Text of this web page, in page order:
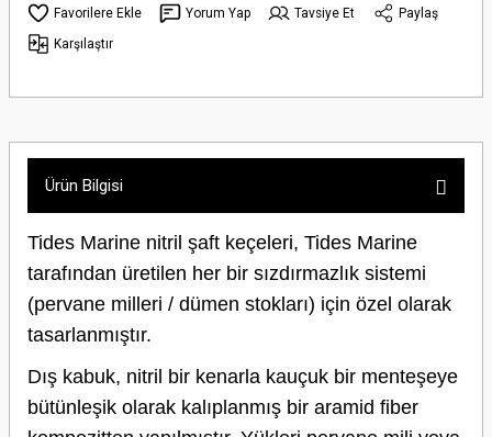
Yorum Yap Tavsiye Et
Paylaş
Karşılaştır
Ürün Bilgisi
Tides Marine nitril şaft keçeleri, Tides Marine
tarafından üretilen her bir sızdırmazlık sistemi
(pervane milleri / dümen stokları) için özel olarak
tasarlanmıştır.
Dış kabuk, nitril bir kenarla kauçuk bir menteşeye
bütünleşik olarak kalıplanmış bir aramid fiber